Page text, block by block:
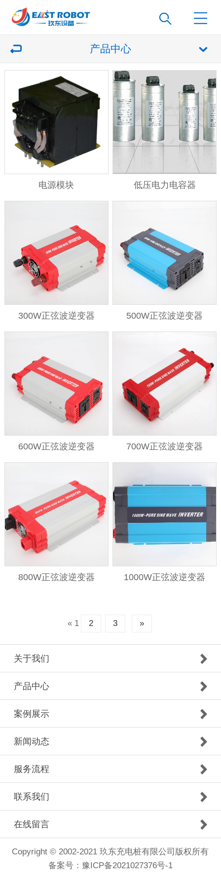
产品中心
电源模块 低压电力电容器
300W正弦波逆变器 500W正弦波逆变器
600W正弦波逆变器 700W正弦波逆变器
800W正弦波逆变器 1000W正弦波逆变器
« 1 2 3 »
关于我们
产品中心
案例展示
新闻动态
服务流程
联系我们
在线留言
Copyright © 2002-2021 玖东充电桩有限公司版权所有
备案号： 豫ICP备2021027376号-1